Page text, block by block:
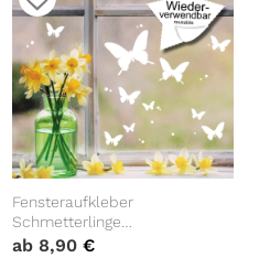
Fensteraufkleber
Schmetterlinge
wiederverwendbar weiß
ab 8,90€